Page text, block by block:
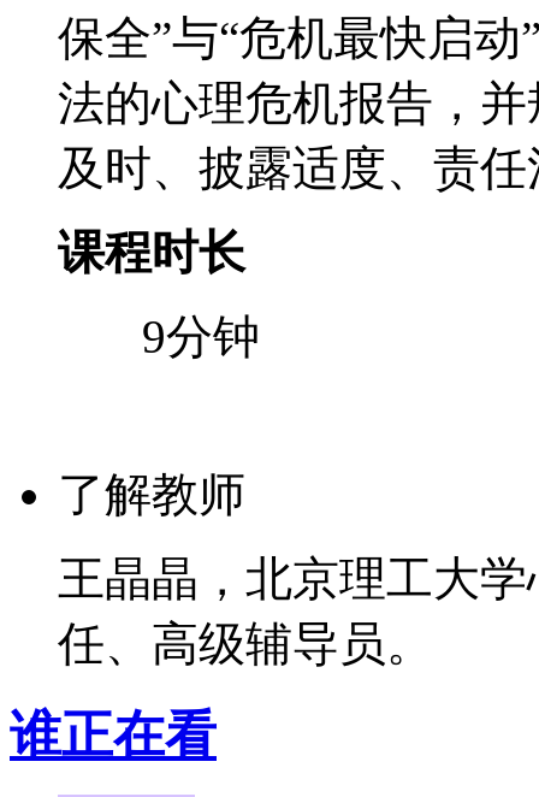
保全”与“危机最快启
法的心理危机报告，
及时、披露适度、责
课程时长
9分钟
了解教师
王晶晶，北京理工大
任、高级辅导员。
谁正在看